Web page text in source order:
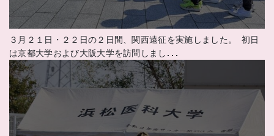
３月２１日・２２日の２日間、関西遠征を実施しました。 初日
は京都大学および大阪大学を訪問しまし...